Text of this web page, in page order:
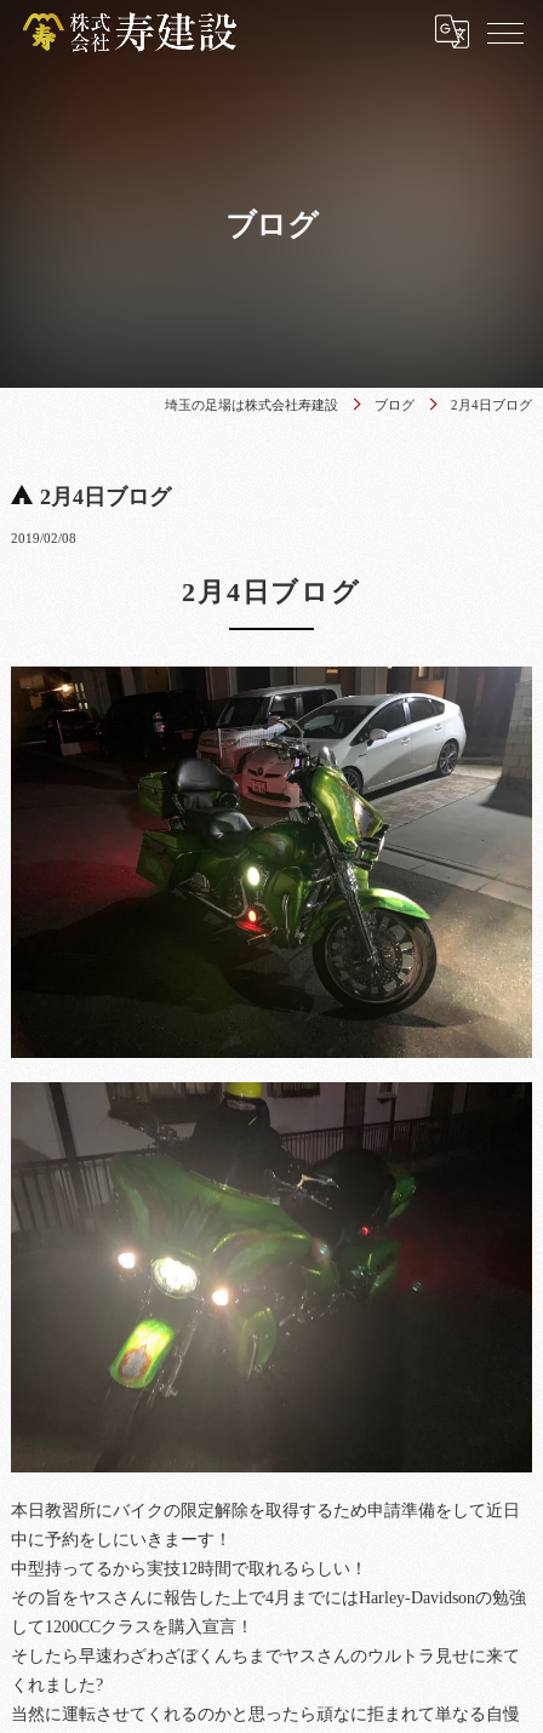
ブログ
埼玉の足場は株式会社寿建設 ブログ 2月4日ブログ
2月4日ブログ
2019/02/08
2月4日ブログ
本日教習所にバイクの限定解除を取得するため申請準備をして近日
中に予約をしにいきまーす！
中型持ってるから実技12時間で取れるらしい！
その旨をヤスさんに報告した上で4月までにはHarley-Davidsonの勉強
して1200CCクラスを購入宣言！
そしたら早速わざわざぼくんちまでヤスさんのウルトラ見せに来て
くれました?
当然に運転させてくれるのかと思ったら頑なに拒まれて単なる自慢